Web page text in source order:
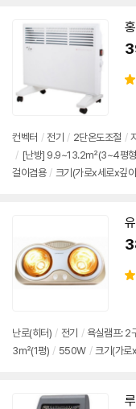
별
컨벡터 / 전기 / 2단온도조절 /
/ [난방] 9.9~13.2㎡(3~4평
걸이겸용 / 크기(가로x세로x
별
난로(히터) / 전기 / 욕실램프: 2
3㎡(1평) / 550W / 크기(가